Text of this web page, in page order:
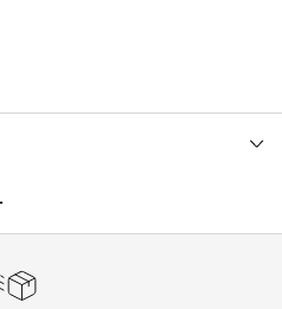
alças reguláveis na parte
zíper com puxador, dois
notebook.<